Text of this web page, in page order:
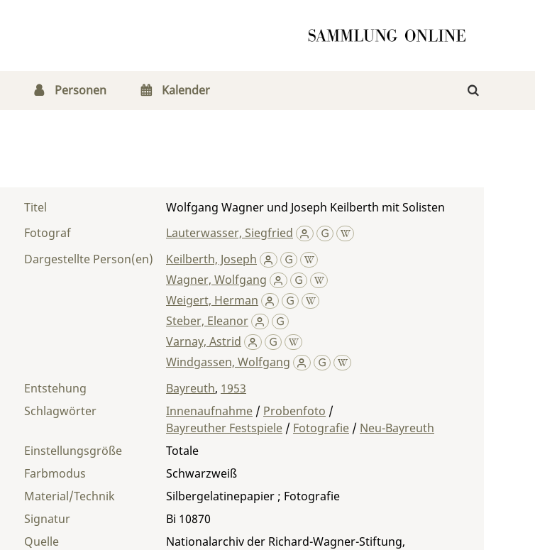
Personen Kalender
Titel
Wolfgang Wagner und Joseph Keilberth mit Solisten
Fotograf
Lauterwasser, Siegfried
Dargestellte Person(en)
Keilberth, Joseph
Wagner, Wolfgang
Weigert, Herman
Steber, Eleanor
Varnay, Astrid
Windgassen, Wolfgang
Entstehung
Bayreuth, 1953
Material/Technik Silbergelatinepapier ; Fotografie
Einstellungsgröße
Totale
Farbmodus
Schwarzweiß
Signatur
Bi 10870
Quelle
Nationalarchiv der Richard-Wagner-Stiftung,
Schlagwörter Innenaufnahme / Probenfoto /
Bayreuther Festspiele / Fotografie / Neu-Bayreuth